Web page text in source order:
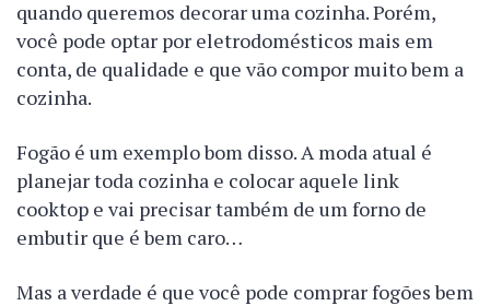
quando queremos decorar uma cozinha. Porém,
você pode optar por eletrodomésticos mais em
conta, de qualidade e que vão compor muito bem a
cozinha.
Fogão é um exemplo bom disso. A moda atual é
planejar toda cozinha e colocar aquele link
cooktop e vai precisar também de um forno de
embutir que é bem caro…
Mas a verdade é que você pode comprar fogões bem